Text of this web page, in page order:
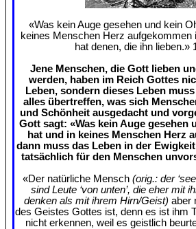
«Was kein Auge gesehen und kein
keines Menschen Herz aufgekommen
hat denen, die ihn lieben.»
Jene Menschen, die Gott lieben
werden, haben im Reich Gottes
Leben, sondern dieses Leben
alles übertreffen, was sich
und Schönheit ausgedacht und
Gott sagt: «Was kein Auge gesehen
hat und in keines Menschen Herz
dann muss das Leben in der
tatsächlich für den Menschen
«Der natürliche Mensch (orig.: der
sind Leute ‘von unten’, die eher mit
denken als mit ihrem Hirn/Geist) aber
des Geistes Gottes ist, denn es ist ihm
nicht erkennen, weil es geistlich